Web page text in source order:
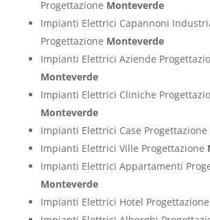
Progettazione Monteverde
Impianti Elettrici Capannoni
Progettazione Monteverde
Impianti Elettrici Aziende
Monteverde
Impianti Elettrici Cliniche
Monteverde
Impianti Elettrici Case Progettazione
Impianti Elettrici Ville Progettazione
Impianti Elettrici Appartamenti
Monteverde
Impianti Elettrici Hotel Progettazione